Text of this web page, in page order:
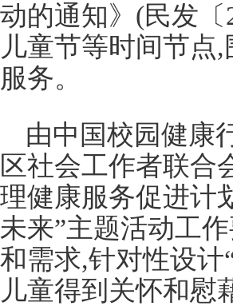
动的通知》(民发〔
儿童节等时间节点
服务。
由中国校园健康
区社会工作者联合
理健康服务促进计
未来”主题活动工
和需求,针对性设计
儿童得到关怀和慰